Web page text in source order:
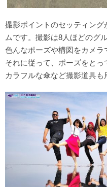
撮影ポイントのセッティン
ムです。撮影は8人ほどのグ
色んなポーズや構図をカメ
それに従って、ポーズをとっ
カラフルな傘など撮影道具も